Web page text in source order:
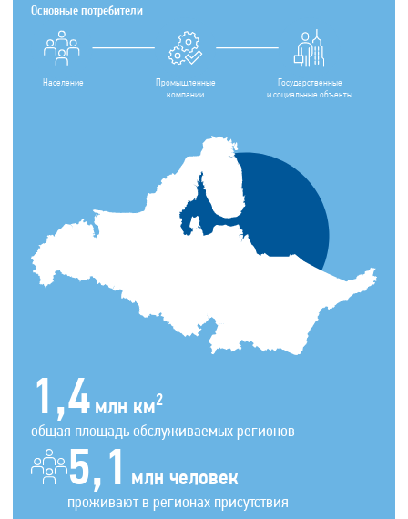
Основные потребители
Население Промышленные
компании
Государственные
и социальные объекты
1,4 млн км2
общая площадь обслуживаемых регионов
5,1 млн человек
проживают в регионах присутствия